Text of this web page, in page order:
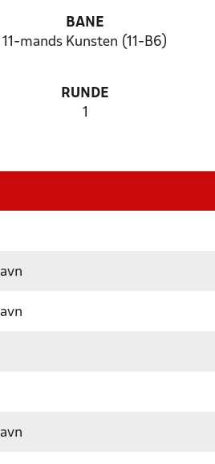
BANE
11-mands Kunsten (11-B6)
RUNDE
1